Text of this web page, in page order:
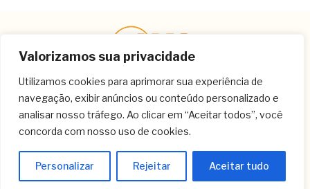
Valorizamos sua privacidade
Utilizamos cookies para aprimorar sua experiência de
navegação, exibir anúncios ou conteúdo personalizado e
analisar nosso tráfego. Ao clicar em “Aceitar todos”, você
concorda com nosso uso de cookies.
Personalizar Rejeitar Aceitar tudo
Contato
(11) 3259-8266